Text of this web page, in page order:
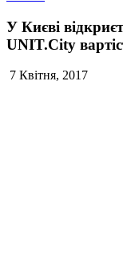
У Києві
UNIT.City
7 Квітня, 2017